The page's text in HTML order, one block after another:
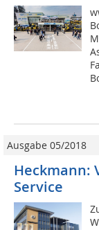
Ausgabe 05/2018
Heckmann:
Service